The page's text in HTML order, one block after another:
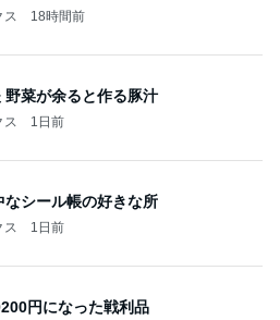
ス 18時間前
野菜が余ると作る豚汁
ス 1日前
なシール帳の好きな所
ス 1日前
円になった戦利品